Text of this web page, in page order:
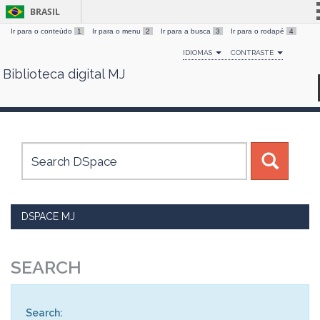
Skip
BRASIL
Simplifique!
Comunica BR
Canais
Ir para o conteúdo 1 Ir para o menu 2 Ir para a busca 3 Ir para o rodapé 4
IDIOMAS CONTRASTE
Biblioteca digital MJ
DSPACE MJ
SEARCH
Search: